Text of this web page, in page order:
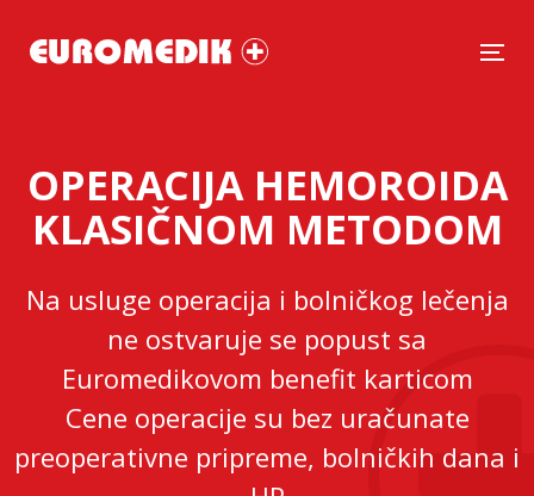
OPERACIJA HEMOROIDA
KLASIČNOM METODOM
Na usluge operacija i bolničkog lečenja
ne ostvaruje se popust sa
Euromedikovom benefit karticom
Cene operacije su bez uračunate
preoperativne pripreme, bolničkih dana i